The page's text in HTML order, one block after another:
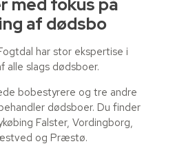
med fokus på
af dødsbo
har stor ekspertise i
alle slags dødsboer.
bobestyrere og tre andre
dødsboer. Du finder
Falster, Vordingborg,
og Præstø.